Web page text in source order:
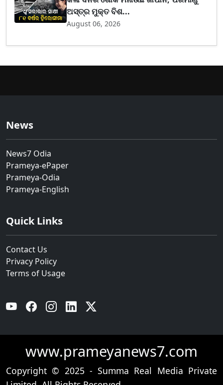
ଅସ୍ତ୍ର ମୁକ୍ତ ବିଶ...
August 06, 2026
News
News7 Odia
Prameya-ePaper
Prameya-Odia
Prameya-English
Quick Links
Contact Us
Privacy Policy
Terms of Usage
YouTube Facebook Instagram Linkedin
www.prameyanews7.com
Copyright © 2025 - Summa Real Media Private